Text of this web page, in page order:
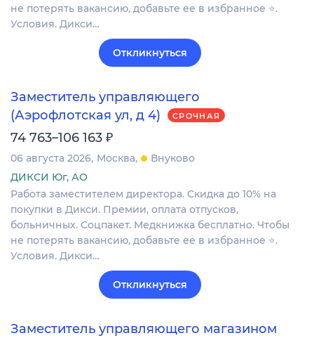
не потерять вакансию, добавьте ее в избранное ⭐.
Условия. Дикси…
Откликнуться
Заместитель управляющего
(Аэрофлотская ул, д 4)
СРОЧНАЯ
74 763–106 163 ₽
06 августа 2026 Москва
Внуково
ДИКСИ Юг, АО
Работа заместителем директора. Скидка до 10% на
покупки в Дикси. Премии, оплата отпусков,
больничных. Соцпакет. Медкнижка бесплатно. Чтобы
не потерять вакансию, добавьте ее в избранное ⭐.
Условия. Дикси…
Откликнуться
Заместитель управляющего магазином